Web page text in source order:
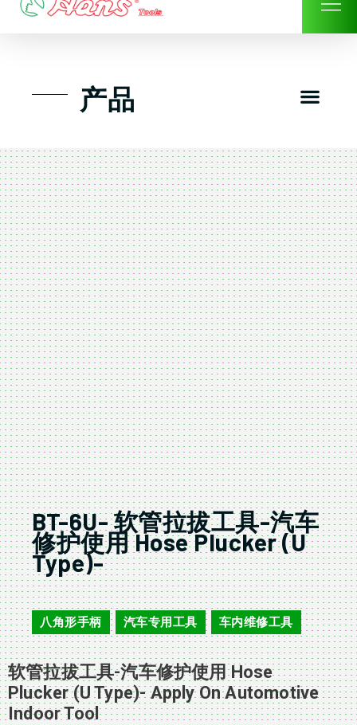
Skip
产品
BT-6U- 软管拉拔工具-汽车
修护使用 Hose Plucker (U
Type)-
BT-6U
八角形手柄 , 汽车专用工具 , 车内维修工具
软管拉拔工具-汽车修护使用 Hose
Plucker (U Type)- Apply On Automotive
Indoor Tool